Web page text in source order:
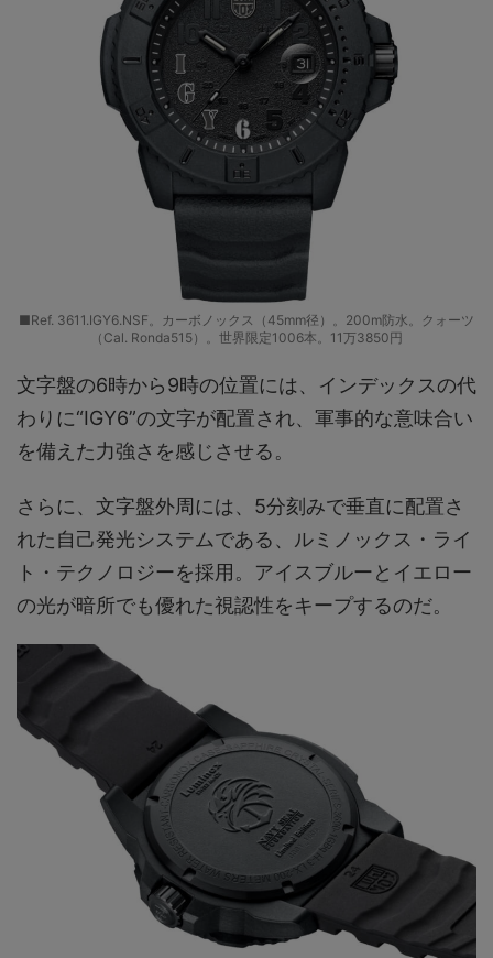
■Ref. 3611.IGY6.NSF。カーボノックス（45mm径）。200m防水。クォーツ
（Cal. Ronda515）。世界限定1006本。11万3850円
文字盤の6時から9時の位置には、インデックスの代
わりに“IGY6”の文字が配置され、軍事的な意味合い
を備えた力強さを感じさせる。
さらに、文字盤外周には、5分刻みで垂直に配置さ
れた自己発光システムである、ルミノックス・ライ
ト・テクノロジーを採用。アイスブルーとイエロー
の光が暗所でも優れた視認性をキープするのだ。